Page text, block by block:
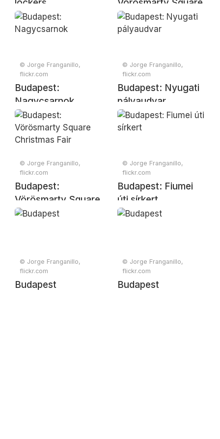
lockers
Vörösmarty Square
Christmas Fair
© Jorge Franganillo,
flickr.com
Budapest:
Nagycsarnok
© Jorge Franganillo,
flickr.com
Budapest: Nyugati
pályaudvar
© Jorge Franganillo,
flickr.com
Budapest:
Vörösmarty Square
Christmas Fair
© Jorge Franganillo,
flickr.com
Budapest: Fiumei
úti sírkert
© Jorge Franganillo,
flickr.com
Budapest
© Jorge Franganillo,
flickr.com
Budapest